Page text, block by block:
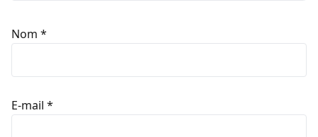
Nom *
E-mail *